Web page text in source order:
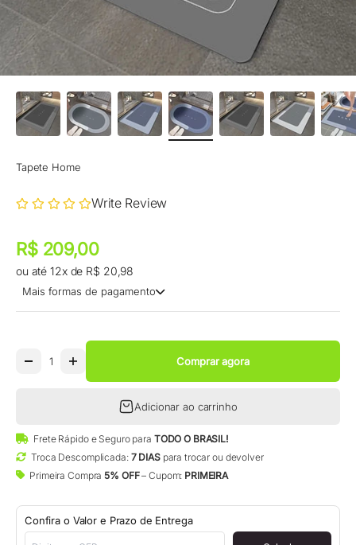
Tapete Home
Write Review
Preço promocional
Preço promocional
R$ 209,00
ou até 12x de R$ 20,98
Mais formas de pagamento
Comprar agora
Adicionar ao carrinho
Frete Rápido e Seguro para TODO O BRASIL!
Troca Descomplicada: 7 DIASpara trocar ou devolver
Primeira Compra5% OFF– Cupom: PRIMEIRA
Confira o Valor e Prazo de Entrega